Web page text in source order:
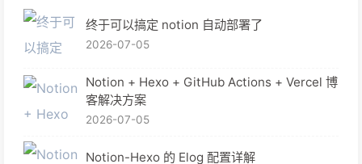
终于可以搞定 notion 自动部署了
2026-07-05
Notion + Hexo + GitHub Actions + Vercel 博
客解决方案
2026-07-05
Notion-Hexo 的 Elog 配置详解